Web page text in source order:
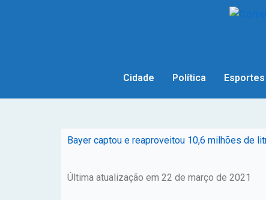
Cidade Política Esportes
Bayer captou e reaproveitou 10,6 milhões de
Última atualização em 22 de março de 2021